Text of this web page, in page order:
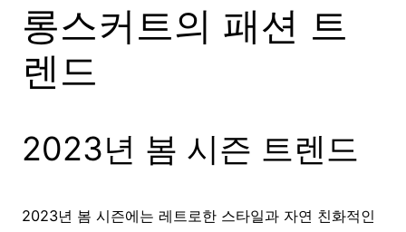
롱스커트의 패션 트
렌드
2023년 봄 시즌 트렌드
2023년 봄 시즌에는 레트로한 스타일과 자연 친화적인